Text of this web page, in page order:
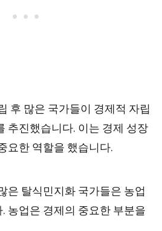
후 많은 국가들이 경제적 자립
추진했습니다. 이는 경제 성장
요한 역할을 했습니다.
은 탈식민지화 국가들은 농업
농업은 경제의 중요한 부분을